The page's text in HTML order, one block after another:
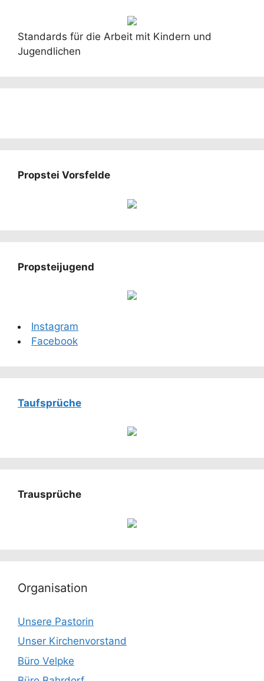
Standards für die Arbeit mit Kindern und
Jugendlichen
Propstei Vorsfelde
Propsteijugend
Instagram
Facebook
Taufsprüche
Trausprüche
Organisation
Unsere Pastorin
Unser Kirchenvorstand
Büro Velpke